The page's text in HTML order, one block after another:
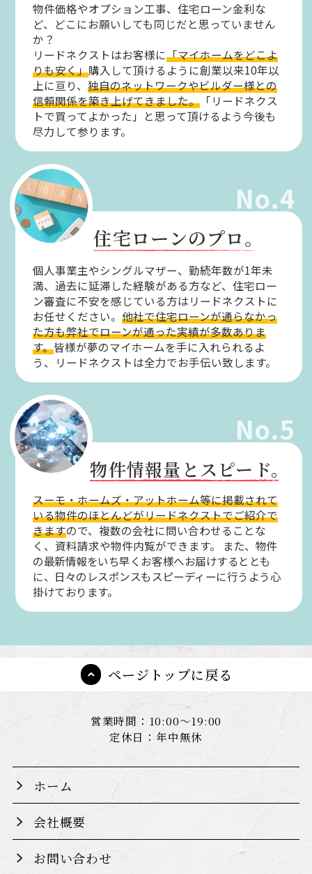
物件価格やオプション工事、住宅ローン金利な
ど、どこにお願いしても同じだと思っていません
か？
リードネクストはお客様に「マイホームをどこよ
りも安く」購入して頂けるように創業以来10年以
上に亘り、独自のネットワークやビルダー様との
信頼関係を築き上げてきました。 「リードネクス
トで買ってよかった」と思って頂けるよう今後も
尽力して参ります。
No.4
住宅ローンのプロ。
個人事業主やシングルマザー、勤続年数が1年未
満、過去に延滞した経験がある方など、住宅ロー
ン審査に不安を感じている方はリードネクストに
お任せください。他社で住宅ローンが通らなかっ
た方も弊社でローンが通った実績が多数ありま
す。皆様が夢のマイホームを手に入れられるよ
う、リードネクストは全力でお手伝い致します。
No.5
物件情報量とスピード。
スーモ・ホームズ・アットホーム等に掲載されて
いる物件のほとんどがリードネクストでご紹介で
きますので、複数の会社に問い合わせることな
く、資料請求や物件内覧ができます。
また、物件
の最新情報をいち早くお客様へお届けするととも
に、日々のレスポンスもスピーディーに行うよう心
掛けております。
ページトップに戻る
営業時間：10:00～19:00
定休日：年中無休
ホーム
会社概要
お問い合わせ